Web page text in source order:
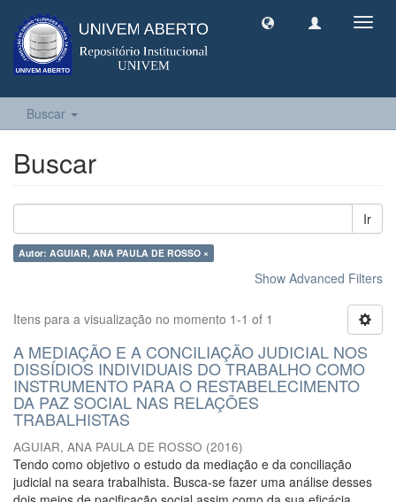
Buscar
Buscar
Ir
Autor: AGUIAR, ANA PAULA DE ROSSO ×
Show Advanced Filters
Itens para a visualização no momento 1-1 of 1
A MEDIAÇÃO E A CONCILIAÇÃO JUDICIAL NOS
DISSÍDIOS INDIVIDUAIS DO TRABALHO COMO
INSTRUMENTO PARA O RESTABELECIMENTO
DA PAZ SOCIAL NAS RELAÇÕES
TRABALHISTAS
AGUIAR, ANA PAULA DE ROSSO (2016)
Tendo como objetivo o estudo da mediação e da conciliação
judicial na seara trabalhista. Busca-se fazer uma análise desses